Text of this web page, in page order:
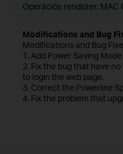
Operációs rendszer: MAC
Modifications and Bug
Modifications and Bug
1. Add Power Saving
2. Fix the bug that have
to login the web page.
3. Correct the Powerline
4. Fix the problem that